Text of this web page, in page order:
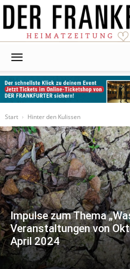
Start
Hinter den Kulissen
Impulse zum Thema
Veranstaltungen von
April 2024